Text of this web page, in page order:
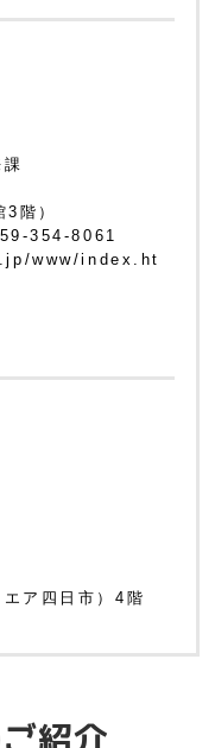
階）
354-8061
www/index.ht
ア四日市）4階
紹介